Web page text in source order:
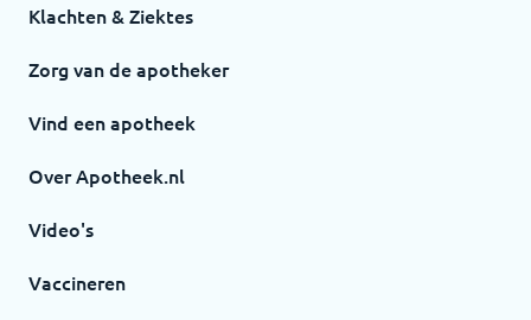
Klachten & Ziektes
Zorg van de apotheker
Vind een apotheek
Over Apotheek.nl
Video's
Vaccineren